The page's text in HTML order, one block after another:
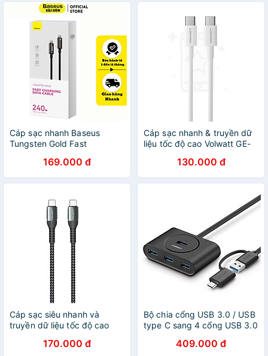
Cáp sạc nhanh Baseus
Tungsten Gold Fast
C to Type-C CAWJ PD
240W- Hàng chính hãng
169.000 đ
Cáp sạc nhanh & truyền dữ
liệu tốc độ cao Volwatt GE-
Type-C Cable - Hàng Chính
Hãng
130.000 đ
Cáp sạc siêu nhanh và
truyền dữ liệu tốc độ cao
Type-C to Type-C Cable -
170.000 đ
Bộ chia cổng USB 3.0 / USB
type C sang 4 cổng USB 3.0
Hàng chính hãng
409.000 đ